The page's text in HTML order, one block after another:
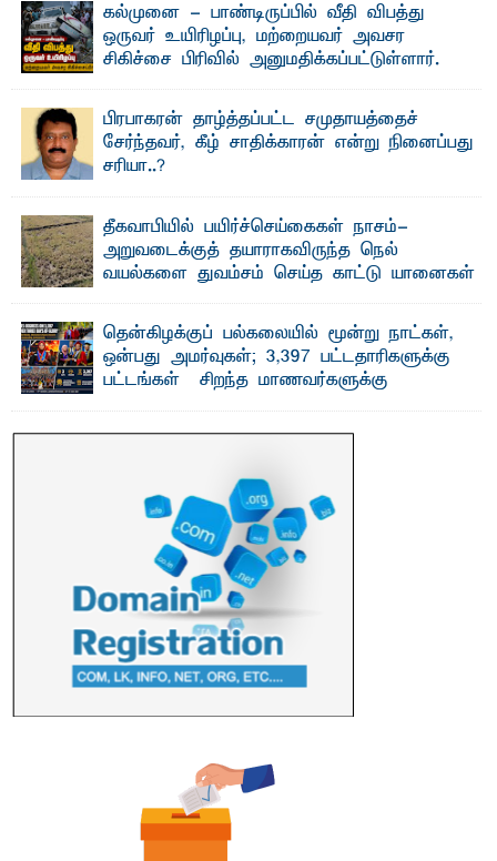
கல்முனை - பாண்டிருப்பில் வீதி விபத்து
ஒருவர் உயிரிழப்பு, மற்றையவர் அவசர
சிகிச்சை பிரிவில் அனுமதிக்கப்பட்டுள்ளார்.
பாண்டிருப்பு ...பிரபாகரன் தாழ்த்தப்பட்ட சமுதாயத்தைச்
சேர்ந்தவர், கீழ் சாதிக்காரன் என்று நினைப்பது
சரியா..?
தீகவாபியில் பயிர்ச்செய்கைகள் நாசம்-
அறுவடைக்குத் தயாராகவிருந்த நெல்
வயல்களை துவம்சம் செய்த காட்டு யானைகள்
காணப்பட்ட பல ...தென்கிழக்குப் பல்கலையில் மூன்று நாட்கள்,
ஒன்பது அமர்வுகள்; 3,397 பட்டதாரிகளுக்கு
பட்டங்கள் – சிறந்த மாணவர்களுக்கு
மற்றும் சிறப்புப் பரிசுகள்